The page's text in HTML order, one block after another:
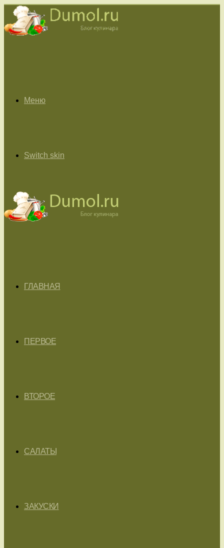
Меню
Switch skin
ГЛАВНАЯ
ПЕРВОЕ
ВТОРОЕ
САЛАТЫ
ЗАКУСКИ